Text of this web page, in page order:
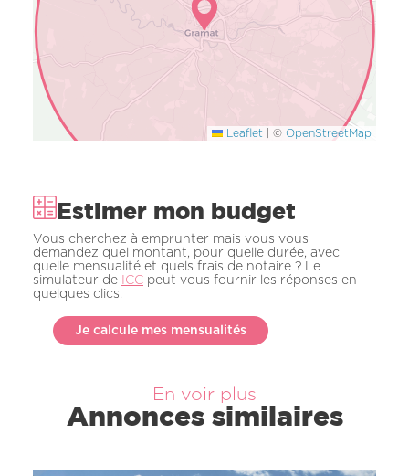
Leaflet © OpenStreetMap
Estimer mon budget
Vous cherchez à emprunter mais vous vous
demandez quel montant, pour quelle durée, avec
quelle mensualité et quels frais de notaire ? Le
simulateur de
ICC peut vous fournir les réponses en
quelques clics.
Je calcule mes mensualités
En voir plus
Annonces similaires